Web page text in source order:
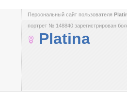
Персональный сайт пользователя
портрет № 148840 зарегистрирован
Platina